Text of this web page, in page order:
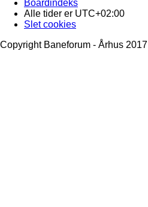
Boardindeks
Alle tider er UTC+02:00
Slet cookies
Copyright Baneforum - Århus 2017